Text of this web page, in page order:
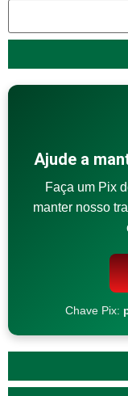
Ajude a
Faça um Pix
manter nosso
Chave Pix: